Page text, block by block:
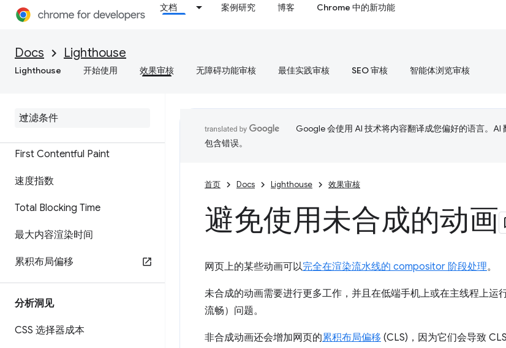
文档 案例研究 博客 Chrome 中的新功能
Docs Lighthouse
Lighthouse 开始使用 效果审核 无障碍功能审核 最佳实践审核 SEO 审核 智能体浏览审核
效果审核
First Contentful Paint
速度指数
Total Blocking Time
最大内容渲染时间
累积布局偏移
分析洞见
CSS 选择器成本
Google 会使用 AI 技术将内容翻译成您偏好的语言。AI
包含错误。
首页 Docs Lighthouse 效果审核
避免使用未合成的动画
网页上的某些动画可以完全在渲染流水线的 compositor 阶段处理。
未合成的动画需要进行更多工作，并且在低端手机上或在主线程上运
流畅）问题。
非合成动画还会增加网页的累积布局偏移 (CLS)，因为它们会导致